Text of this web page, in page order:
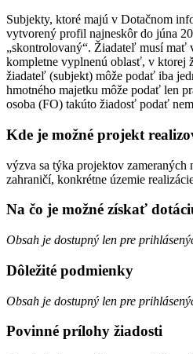
Subjekty, ktoré majú v Dotačnom
vytvorený profil najneskôr do júna
„skontrolovaný“. Žiadateľ musí mať
kompletne vyplnenú oblasť, v ktorej
žiadateľ (subjekt) môže podať iba
hmotného majetku môže podať len
osoba (FO) takúto žiadosť podať
Kde je možné projekt
výzva sa týka projektov
zahraničí, konkrétne územie
Na čo je možné získať
Obsah je dostupný len pre
Dôležité podmienky
Obsah je dostupný len pre
Povinné prílohy žiadosti